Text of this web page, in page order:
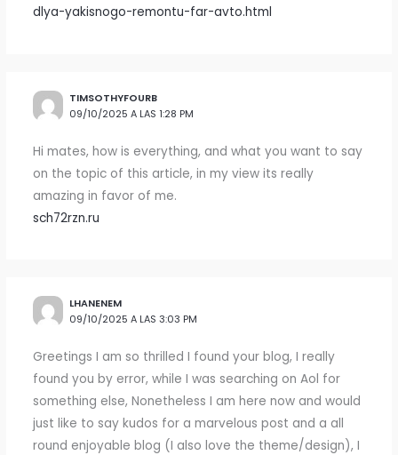
dlya-yakisnogo-remontu-far-avto.html
TIMSOTHYFOURB
09/10/2025 A LAS 1:28 PM
Hi mates, how is everything, and what you want to say
on the topic of this article, in my view its really
amazing in favor of me.
sch72rzn.ru
LHANENEM
09/10/2025 A LAS 3:03 PM
Greetings I am so thrilled I found your blog, I really
found you by error, while I was searching on Aol for
something else, Nonetheless I am here now and would
just like to say kudos for a marvelous post and a all
round enjoyable blog (I also love the theme/design), I